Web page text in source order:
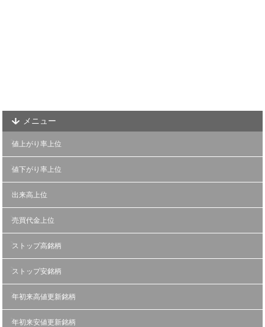
メニュー
値上がり率上位
値下がり率上位
出来高上位
売買代金上位
ストップ高銘柄
ストップ安銘柄
年初来高値更新銘柄
年初来安値更新銘柄